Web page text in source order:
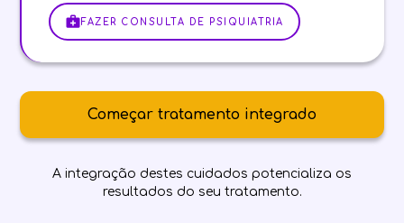
FAZER CONSULTA DE PSIQUIATRIA
Começar tratamento integrado
A integração destes cuidados potencializa os
resultados do seu tratamento.